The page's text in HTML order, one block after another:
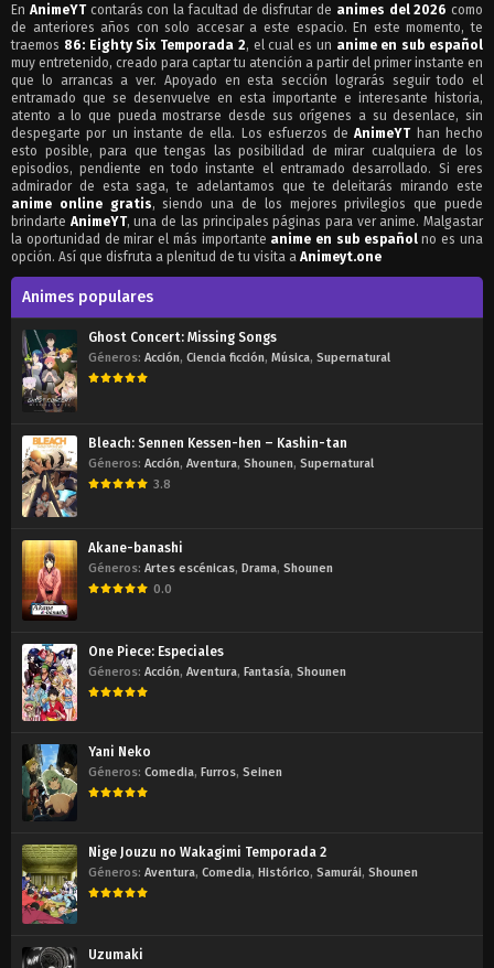
En AnimeYTcontarás con la facultad de disfrutar de animes del 2026 como
de anteriores años con solo accesar a este espacio. En este momento, te
traemos 86: Eighty Six Temporada 2, el cual es un anime en sub español
muy entretenido, creado para captar tu atención a partir del primer instante en
que lo arrancas a ver. Apoyado en esta sección lograrás seguir todo el
entramado que se desenvuelve en esta importante e interesante historia,
atento a lo que pueda mostrarse desde sus orígenes a su desenlace, sin
despegarte por un instante de ella. Los esfuerzos deAnimeYThan hecho
esto posible, para que tengas las posibilidad de mirar cualquiera de los
episodios, pendiente en todo instante el entramado desarrollado. Si eres
admirador de esta saga, te adelantamos que te deleitarás mirando este
anime online gratis, siendo una de los mejores privilegios que puede
brindarte AnimeYT, una de las principales páginas para ver anime. Malgastar
la oportunidad de mirar el más importante anime en sub españolno es una
opción. Así que disfruta a plenitud de tu visita a Animeyt.one
Animes populares
Ghost Concert: Missing Songs
Géneros: Acción, Ciencia ficción, Música, Supernatural
Bleach: Sennen Kessen-hen – Kashin-tan
Géneros: Acción, Aventura, Shounen, Supernatural
3.8
Akane-banashi
Géneros: Artes escénicas, Drama, Shounen
0.0
One Piece: Especiales
Géneros: Acción, Aventura, Fantasía, Shounen
Yani Neko
Géneros: Comedia, Furros, Seinen
Nige Jouzu no Wakagimi Temporada 2
Géneros: Aventura, Comedia, Histórico, Samurái, Shounen
Uzumaki